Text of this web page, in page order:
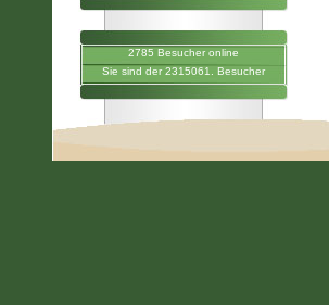
2785 Besucher online
Sie sind der 2315061. Besucher